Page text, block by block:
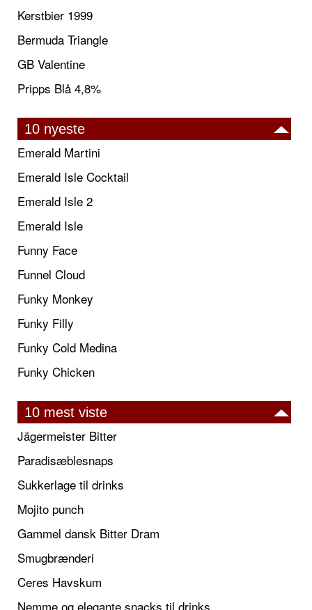
Kerstbier 1999
Bermuda Triangle
GB Valentine
Pripps Blå 4,8%
10 nyeste
Emerald Martini
Emerald Isle Cocktail
Emerald Isle 2
Emerald Isle
Funny Face
Funnel Cloud
Funky Monkey
Funky Filly
Funky Cold Medina
Funky Chicken
10 mest viste
Jägermeister Bitter
Paradisæblesnaps
Sukkerlage til drinks
Mojito punch
Gammel dansk Bitter Dram
Smugbrænderi
Ceres Havskum
Nemme og elegante snacks til drinks